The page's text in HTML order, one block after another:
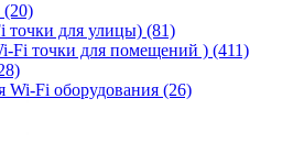
(20)
для улицы) (81)
Fi точки для помещений ) (411)
Wi-Fi оборудования (26)